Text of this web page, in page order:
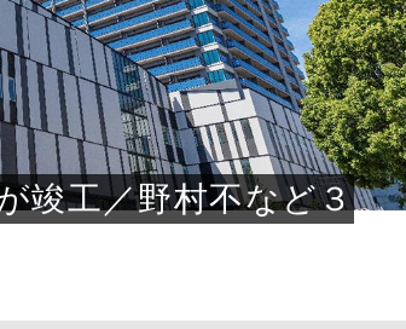
竣工／野村不など３